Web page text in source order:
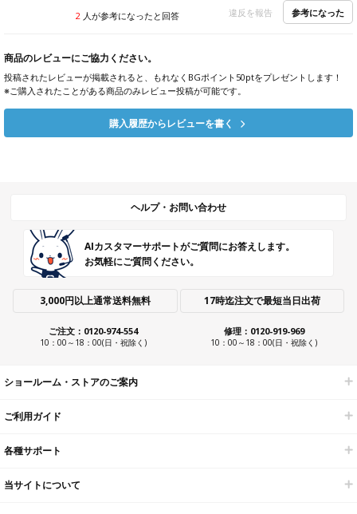
2 人が参考になったと回答 違反を報告 参考になった
商品のレビューにご協力ください。
投稿されたレビューが掲載されると、もれなくBGポイント50ptをプレゼントします！
※ご購入されたことがある商品のみレビュー投稿が可能です。
購入履歴からレビューを書く
ヘルプ・お問い合わせ
AIカスタマーサポートがご質問にお答えします。
お気軽にご質問ください。
3,000円以上通常送料無料 17時迄注文で最短当日出荷
ご注文：0120-974-554
10：00～18：00(日・祝除く)
修理：0120-919-969
10：00～18：00(日・祝除く)
ショールーム・ストアのご案内
ご利用ガイド
各種サポート
当サイトについて